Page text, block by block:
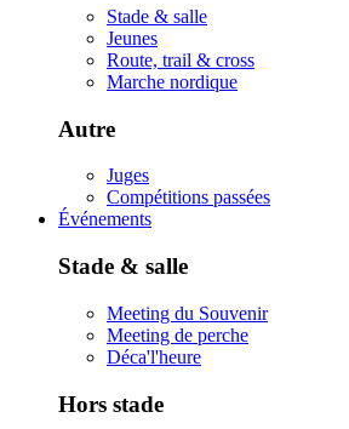
Stade & salle
Jeunes
Route, trail & cross
Marche nordique
Autre
Juges
Compétitions passées
Événements
Stade & salle
Meeting du Souvenir
Meeting de perche
Déca'l'heure
Hors stade